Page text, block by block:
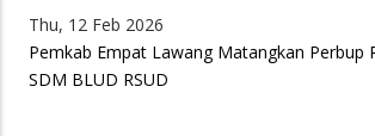
Thu, 12 Feb 2026
Pemkab Empat Lawang Matangkan Perbup
SDM BLUD RSUD